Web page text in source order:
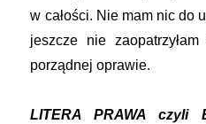
w całości. Nie mam nic do
jeszcze nie
porządnej oprawie.
LITERA PRAWA czyli